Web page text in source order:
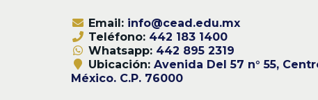
Email: info@cead.edu.mx
Teléfono: 442 183 1400
Whatsapp: 442 895 2319
Ubicación: Avenida Del 57 n° 55,
México. C.P. 76000